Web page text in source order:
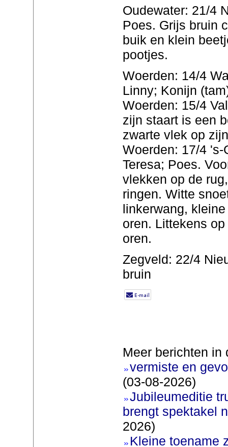
Oudewater: 21/4
Poes. Grijs bruin
buik en klein
pootjes.
Woerden: 14/4
Linny; Konijn
Woerden: 15/4
zijn staart is een
zwarte vlek op
Woerden: 17/4
Teresa; Poes.
vlekken op de
ringen. Witte
linkerwang,
oren. Littekens
oren.
Zegveld: 22/4
bruin
Meer berichten in
vermiste en
(03-08-2026)
Jubileumeditie
brengt spektakel
2026)
Kleine toename